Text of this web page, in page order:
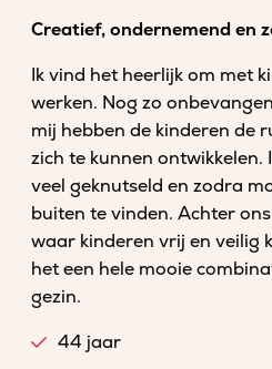
Creatief, ondernemend en
Ik vind het heerlijk om met
werken. Nog zo
mij hebben de kinderen de
zich te kunnen
veel geknutseld en zodra
buiten te vinden. Achter
waar kinderen vrij en veilig
het een hele mooie
gezin.
44 jaar